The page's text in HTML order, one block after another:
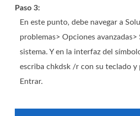
Paso 3:
En este punto, debe navegar a
problemas> Opciones avanzadas>
sistema. Y en la interfaz del
escriba chkdsk /r con su teclado y
Entrar.